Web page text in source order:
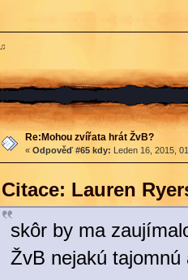
♫
Re:Mohou zvířata hrát ŽvB?
« Odpověď #65 kdy: Leden 16, 2015,
Citace: Lauren
skôr by ma
ŽvB nejakú